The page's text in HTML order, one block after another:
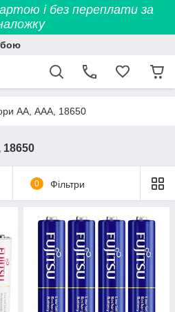
і без переплати за
АА, ААА, 18650
0 Фільтри